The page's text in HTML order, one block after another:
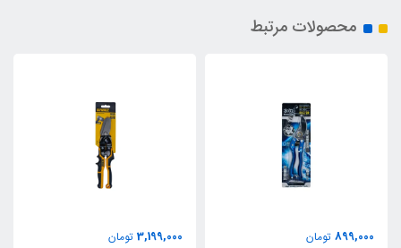
محصولات مرتبط
899,000 تومان
3,199,000 تومان